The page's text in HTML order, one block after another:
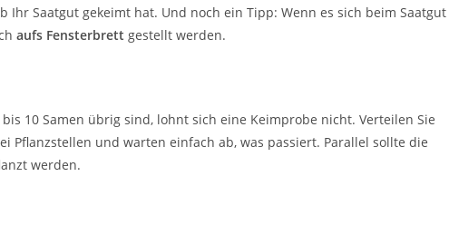
Ihr Saatgut gekeimt hat. Und noch ein Tipp: Wenn es sich beim Saatgut
aufs Fensterbrett gestellt werden.
10 Samen übrig sind, lohnt sich eine Keimprobe nicht. Verteilen Sie
Pflanzstellen und warten einfach ab, was passiert. Parallel sollte die
werden.